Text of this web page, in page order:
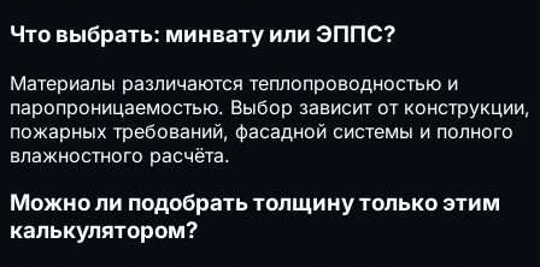
Что выбрать: минвату или ЭППС?
Материалы различаются теплопроводностью и
паропроницаемостью. Выбор зависит от конструкции,
пожарных требований, фасадной системы и полного
влажностного расчёта.
Можно ли подобрать толщину только этим
калькулятором?